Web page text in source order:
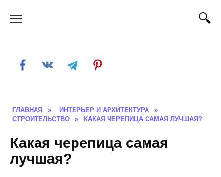
ГЛАВНАЯ » ИНТЕРЬЕР И АРХИТЕКТУРА
»
СТРОИТЕЛЬСТВО
» КАКАЯ ЧЕРЕПИЦА САМАЯ ЛУЧШАЯ?
Какая черепица самая
лучшая?